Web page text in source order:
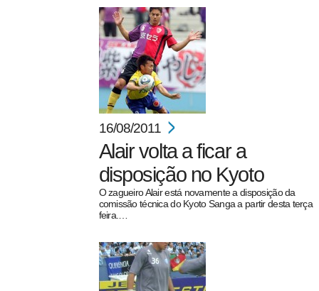
16/08/2011
Alair volta a ficar a
disposição no Kyoto
O zagueiro Alair está novamente a disposição da
comissão técnica do Kyoto Sanga a partir desta terça
feira.…